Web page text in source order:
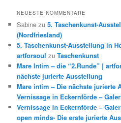
NEUESTE KOMMENTARE
Sabine zu5. Taschenkunst-
(Nordfriesland)
5. Taschenkunst-Ausstellung in
artforsoul zuTaschenkunst
Mare Intim – die “2.Runde” |
nächste jurierte Ausstellung
Mare intim – Die nächste jurierte
Vernissage in Eckernförde –
Vernissage in Eckernförde –
open minds- Die erste jurierte